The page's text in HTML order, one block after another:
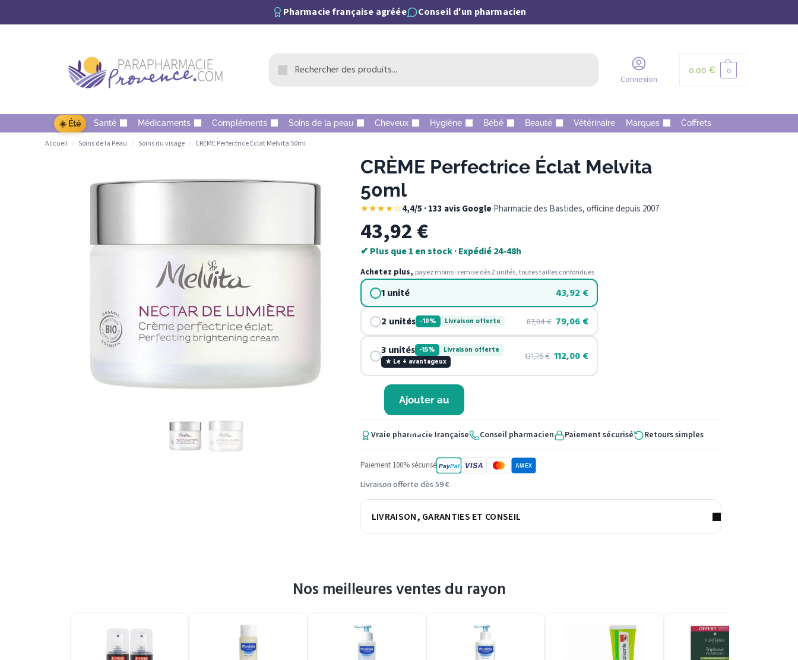
Pharmacie française agréée Conseil d'un pharmacien
Connexion
0,00 € 0
☀️ Été Santé Médicaments Compléments Soins de la peau Cheveux Hygiène Bébé Beauté Vétérinaire Marques Coffrets
Accueil / Soins de la Peau / Soins du visage / CRÈME Perfectrice Éclat Melvita 50ml
CRÈME Perfectrice Éclat Melvita
50ml
★★★★☆4,4/5 · 133 avis Google·Pharmacie des Bastides, officine depuis 2007
43,92€
✔ Plus que 1 en stock · Expédié 24-48h
Achetez plus, payez moins · remise dès 2 unités, toutes tailles confondues
1 unité 43,92 €
2 unités -10% Livraison offerte 87,84€ 79,06€
3 unités -15%
Livraison offerte
★ Le + avantageux
131,76€ 112,00€
Ajouter au
panier
Vraie pharmacie française Conseil pharmacien Paiement sécurisé Retours simples
Paiement 100% sécurisé PayPal VISA AMEX
Livraison offerte dès 59 €
LIVRAISON, GARANTIES ET CONSEIL
Nos meilleures ventes du rayon